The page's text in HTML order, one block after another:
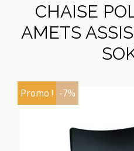
CHAISE
AMETS
Promo ! -7%